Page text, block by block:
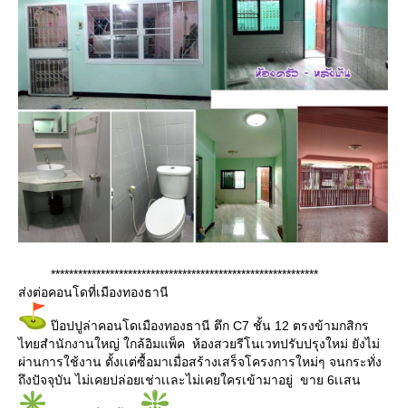
***********************************************************
ส่งต่อคอนโดที่เมืองทองธานี
ป๊อปปูล่าคอนโดเมืองทองธานี ตึก C7 ชั้น 12 ตรงข้ามกสิกร
ไทยสำนักงานใหญ่ ใกล้อิมแพ็ค ห้องสวยรีโนเวทปรับปรุงใหม่ ยังไม่
ผ่านการใช้งาน ตั้งเเต่ซื้อมาเมื่อสร้างเสร็จโครงการใหม่ๆ จนกระทั่ง
ถึงปัจจุบัน ไม่เคยปล่อยเช่าเเละไม่เคยใครเข้ามาอยู่ ขาย 6เเสน